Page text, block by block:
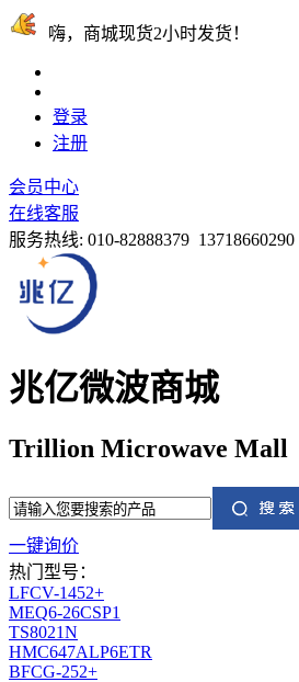
嗨，商城现货2小时发货！
登录
注册
会员中心
在线客服
服务热线: 010-82888379 13718660290
兆亿微波商城
Trillion Microwave Mall
一键询价
热门型号：
LFCV-1452+
MEQ6-26CSP1
TS8021N
HMC647ALP6ETR
BFCG-252+